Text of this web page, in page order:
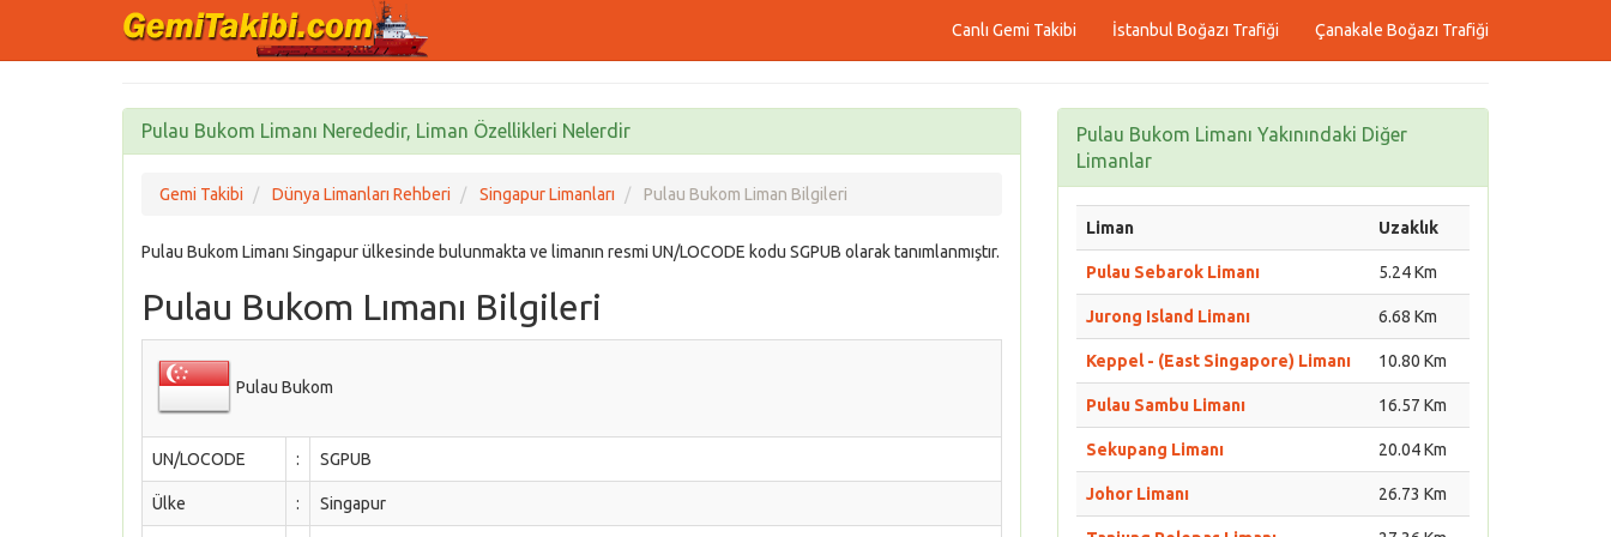
Canlı Gemi Takibi İstanbul Boğazı Trafiği Çanakale Boğazı Trafiği
Pulau Bukom Limanı Nerededir, Liman Özellikleri Nelerdir
Gemi Takibi Dünya Limanları Rehberi Singapur Limanları Pulau Bukom Liman Bilgileri
Pulau Bukom Limanı Singapur ülkesinde bulunmakta ve limanın resmi UN/LOCODE kodu SGPUB olarak tanımlanmıştır.
Pulau Bukom Lımanı Bilgileri
Pulau Bukom
UN/LOCODE : SGPUB
Ülke : Singapur
Pulau Bukom Limanı Yakınındaki Diğer
Limanlar
Liman Uzaklık
Pulau Sebarok Limanı 5.24 Km
Jurong Island Limanı 6.68 Km
Keppel - (East Singapore) Limanı 10.80 Km
Pulau Sambu Limanı 16.57 Km
Sekupang Limanı 20.04 Km
Johor Limanı 26.73 Km